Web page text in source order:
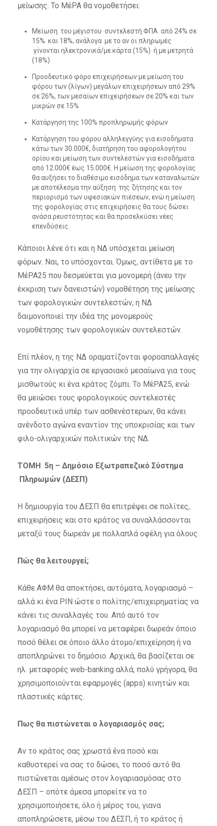
μείωσης. Το ΜέΡΑ θα νομοθετήσει:
Μείωση του μέγιστου συντελεστή ΦΠΑ από 24% σε
15% και 18%, ανάλογα με το αν οι πληρωμές
γίνονται ηλεκτρονικά/με κάρτα (15%) ή με μετρητά
(18%)
Προοδευτικό φόρο επιχειρήσεων με μείωση του
φόρου των (λίγων) μεγάλων επιχειρήσεων από 29%
σε 26%, των μεσαίων επιχειρήσεων σε 20% και των
μικρών σε 15%
Κατάργηση της 100% προπληρωμής φόρων
Κατάργηση του φόρου αλληλεγγύης για εισοδήματα
κάτω των 30.000€, διατήρηση του αφορολογήτου
ορίου και μείωση των συντελεστών για εισοδήματα
από 12.000€ έως 15.000€. Η μείωση της φορολογίας
θα αυξήσει το διαθέσιμο εισόδημα των καταναλωτών
με αποτέλεσμα την αύξηση της ζήτησης και τον
περιορισμό των υφεσιακών πιέσεων, ενώ η μείωση
της φορολογίας στις επιχειρήσεις θα τους δώσει
ανάσα ρευστότητας και θα προσελκύσει νέες
επενδύσεις.
Κάποιοι λένε ότι και η ΝΔ υπόσχεται μείωση
φόρων. Ναι, το υπόσχονται. Όμως, αντίθετα με το
ΜέΡΑ25 που δεσμεύεται για μονομερή (άνευ την
έκκριση των δανειστών) νομοθέτηση της μείωσης
των φορολογικών συντελεστών, η ΝΔ
δαιμονοποιεί την ιδέα της μονομερούς
νομοθέτησης των φορολογικών συντελεστών.
Επί πλέον, η της ΝΔ οραματίζονται φοροαπαλλαγές
για την ολιγαρχία σε εργασιακό μεσαίωνα για τους
μισθωτούς κι ένα κράτος ζόμπι. Το ΜέΡΑ25, ενώ
θα μειώσει τους φορολογικούς συντελεστές
προοδευτικά υπέρ των ασθενέστερων, θα κάνει
ανένδοτο αγώνα εναντίον της υποκρισίας και των
φιλο-ολιγαρχικών πολιτικών της ΝΔ.
ΤΟΜΗ 5η – Δημόσιο Εξωτραπεζικό Σύστημα
Πληρωμών (ΔΕΣΠ)
Η δημιουργία του ΔΕΣΠ θα επιτρέψει σε πολίτες,
επιχειρήσεις και στο κράτος να συναλλάσσονται
μεταξύ τους δωρεάν με πολλαπλά οφέλη για όλους.
Πώς θα λειτουργεί;
Κάθε ΑΦΜ θα αποκτήσει, αυτόματα, λογαριασμό –
αλλά κι ένα PIN ώστε ο πολίτης/επιχειρηματίας να
κάνει τις συναλλαγές του. Από αυτό τον
λογαριασμό θα μπορεί να μεταφέρει δωρεάν όποιο
ποσό θέλει σε όποιο άλλο άτομο/επιχείρηση ή να
αποπληρώνει το δημόσιο. Αρχικά, θα βασίζεται σε
ηλ. μεταφορές web-banking αλλά, πολύ γρήγορα, θα
χρησιμοποιούνται εφαρμογές (apps) κινητών και
πλαστικές κάρτες.
Πως θα πιστώνεται ο λογαριασμός σας;
Αν το κράτος σας χρωστά ένα ποσό και
καθυστερεί να σας το δώσει, το ποσό αυτό θα
πιστώνεται αμέσως στον λογαριασμόσας στο
ΔΕΣΠ – οπότε άμεσα μπορείτε να το
χρησιμοποιήσετε, όλο ή μέρος του, γιανα
αποπληρώσετε, μέσω του ΔΕΣΠ, ή το κράτος ή